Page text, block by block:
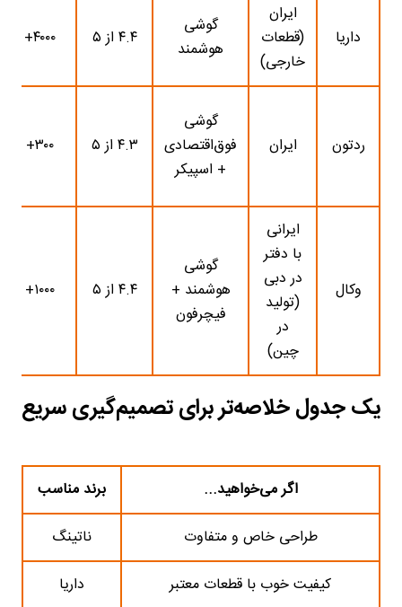
داریا
ایران
(قطعات
خارجی)
گوشی
هوشمند
۴.۴ از ۵ ۴۰۰۰+
ردتون ایران
گوشی
فوق‌اقتصادی
+ اسپیکر
۴.۳ از ۵ ۳۰۰+
وکال
ایرانی
با دفتر
در دبی
(تولید
در
چین)
گوشی
هوشمند +
فیچرفون
۴.۴ از ۵ ۱۰۰۰+
یک جدول خلاصه‌تر برای تصمیم‌گیری سریع
اگر می‌خواهید...
برند مناسب
طراحی خاص و متفاوت
ناتینگ
کیفیت خوب با قطعات معتبر
داریا